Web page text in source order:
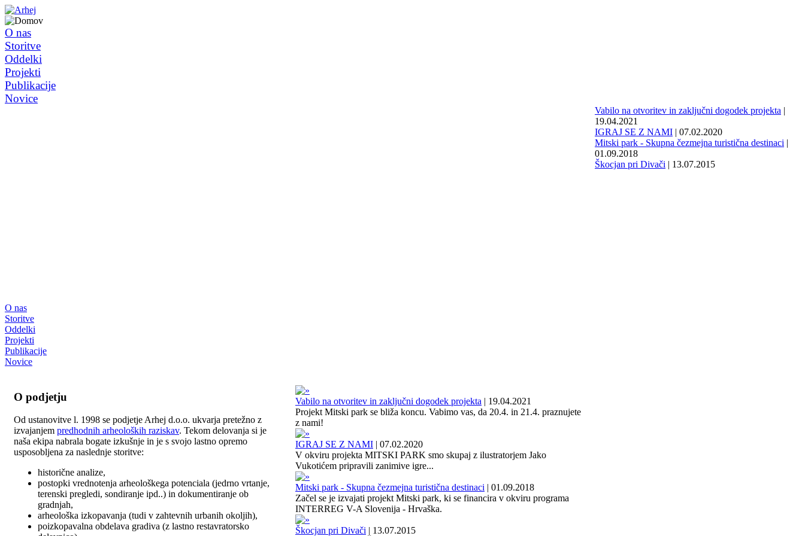
O nas
Storitve
Oddelki
Projekti
Publikacije
Novice
O nas
Storitve
Oddelki
Projekti
Publikacije
Novice
Vabilo na otvoritev in zaključni dogodek projekta |
19.04.2021
IGRAJ SE Z NAMI | 07.02.2020
Mitski park - Skupna čezmejna turistična destinaci |
01.09.2018
Škocjan pri Divači | 13.07.2015
O podjetju
Od ustanovitve l. 1998 se podjetje Arhej d.o.o. ukvarja pretežno z
izvajanjem predhodnih arheoloških raziskav. Tekom delovanja si je
naša ekipa nabrala bogate izkušnje in je s svojo lastno opremo
usposobljena za naslednje storitve:
historične analize,
postopki vrednotenja arheološkega potenciala (jedrno vrtanje,
terenski pregledi, sondiranje ipd..) in dokumentiranje ob
gradnjah,
arheološka izkopavanja (tudi v zahtevnih urbanih okoljih),
poizkopavalna obdelava gradiva (z lastno restavratorsko
Vabilo na otvoritev in zaključni dogodek projekta | 19.04.2021
Projekt Mitski park se bliža koncu. Vabimo vas, da 20.4. in 21.4. praznujete
z nami!
IGRAJ SE Z NAMI | 07.02.2020
V okviru projekta MITSKI PARK smo skupaj z ilustratorjem Jako
Vukotićem pripravili zanimive igre...
Mitski park - Skupna čezmejna turistična destinaci | 01.09.2018
Začel se je izvajati projekt Mitski park, ki se financira v okviru programa
INTERREG V-A Slovenija - Hrvaška.
Škocjan pri Divači | 13.07.2015